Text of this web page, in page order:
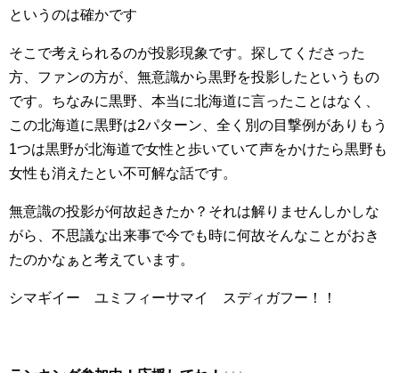
というのは確かです
そこで考えられるのが投影現象です。探してくださった
方、ファンの方が、無意識から黒野を投影したというもの
です。ちなみに黒野、本当に北海道に言ったことはなく、
この北海道に黒野は2パターン、全く別の目撃例がありもう
1つは黒野が北海道で女性と歩いていて声をかけたら黒野も
女性も消えたとい不可解な話です。
無意識の投影が何故起きたか？それは解りませんしかしな
がら、不思議な出来事で今でも時に何故そんなことがおき
たのかなぁと考えています。
シマギイー ユミフィーサマイ スディガフー！！